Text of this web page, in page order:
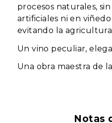
procesos naturales,
artificiales ni en
evitando la agricultura
Un vino peculiar,
Una obra maestra de
Notas